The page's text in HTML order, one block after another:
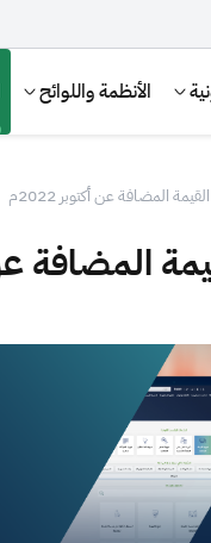
الأنظمة واللوائح
الإقرار الضريبي
المضافة عن أكتوبر 2022م
عن